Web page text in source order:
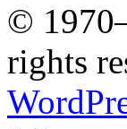
©
rights